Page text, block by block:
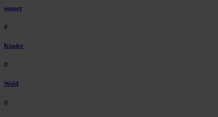
wasser
#
Kinder
#
Wald
#